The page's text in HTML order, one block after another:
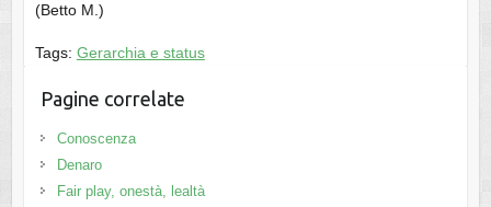
(Betto M.)
Tags: Gerarchia e status
Pagine correlate
Conoscenza
Denaro
Fair play, onestà, lealtà